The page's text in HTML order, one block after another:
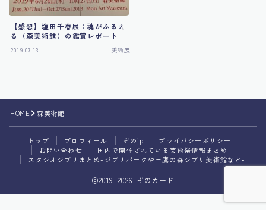
【感想】塩田千春展：魂がふるえ
る（森美術館）の鑑賞レポート
2019.07.13 美術展
HOME 森美術館
トップ プロフィール ぞのjp
プライバシーポリシー
お問い合わせ
国内で開催されている芸術祭情報まとめ
スタジオジブリまとめ-ジブリパークや三鷹の森ジブリ美術館など-
2019–2026 ぞのカード